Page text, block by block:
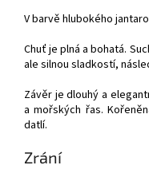
V barvě hlubokého
Chuť je plná a bohatá.
ale silnou sladkostí,
Závěr je dlouhý a
a mořských řas.
datlí.
Zrání